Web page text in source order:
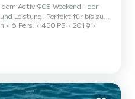
Activ 905 Weekend - der
Leistung. Perfekt für bis zu 6
4 Übernachtungen), ist diese
Kreuzfahrt entlang der
Boot perfekt zum
Küste der Stadt.
6 Pers. 450 PS
2019